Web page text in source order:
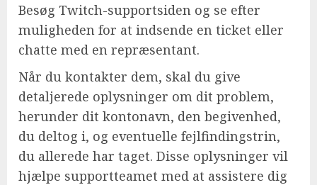
Besøg Twitch-supportsiden og se efter
muligheden for at indsende en ticket eller
chatte med en repræsentant.
Når du kontakter dem, skal du give
detaljerede oplysninger om dit problem,
herunder dit kontonavn, den begivenhed,
du deltog i, og eventuelle fejlfindingstrin,
du allerede har taget. Disse oplysninger vil
hjælpe supportteamet med at assistere dig